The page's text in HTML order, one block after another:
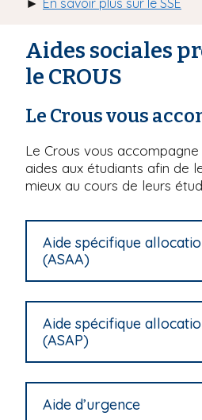
En savoir plus sur le SSE
Aides sociales
le CROUS
Le Crous vous
Le Crous vous
aides aux étudiants afin de
mieux au cours de leurs
Aide spécifique
(ASAA)
Aide spécifique
(ASAP)
Aide d’urgence